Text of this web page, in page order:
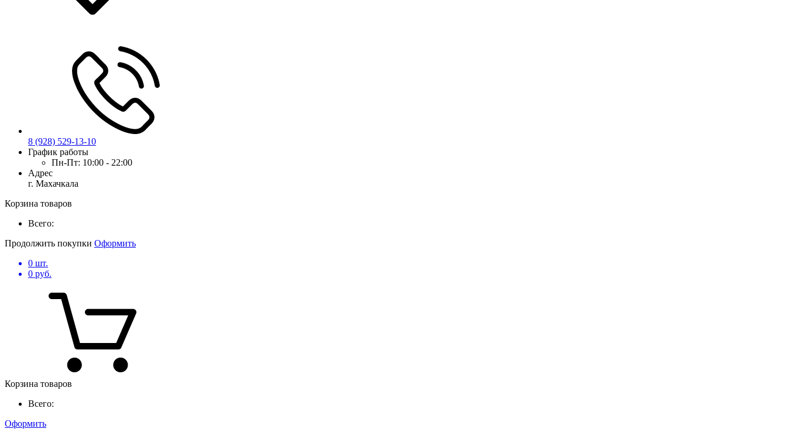
8 (928) 529-13-10
График работы
Пн-Пт: 10:00 - 22:00
Адрес
г. Махачкала
Корзина товаров
Всего:
Продолжить покупки Оформить
0 шт.
0 руб.
Корзина товаров
Всего:
Оформить